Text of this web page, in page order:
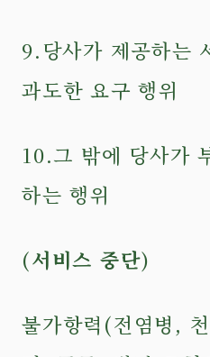
9.당사가 제공하는
과도한 요구 행위
10.그 밖에 당사가
하는 행위
(서비스 중단)
불가항력(전염병,